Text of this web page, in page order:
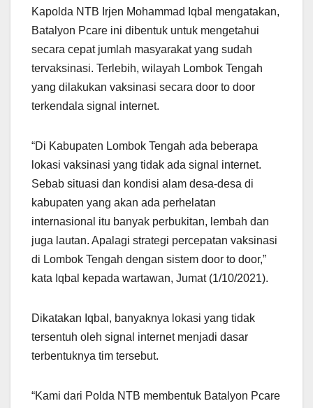
Kapolda NTB Irjen Mohammad Iqbal mengatakan,
Batalyon Pcare ini dibentuk untuk mengetahui
secara cepat jumlah masyarakat yang sudah
tervaksinasi. Terlebih, wilayah Lombok Tengah
yang dilakukan vaksinasi secara door to door
terkendala signal internet.
“Di Kabupaten Lombok Tengah ada beberapa
lokasi vaksinasi yang tidak ada signal internet.
Sebab situasi dan kondisi alam desa-desa di
kabupaten yang akan ada perhelatan
internasional itu banyak perbukitan, lembah dan
juga lautan. Apalagi strategi percepatan vaksinasi
di Lombok Tengah dengan sistem door to door,”
kata Iqbal kepada wartawan, Jumat (1/10/2021).
Dikatakan Iqbal, banyaknya lokasi yang tidak
tersentuh oleh signal internet menjadi dasar
terbentuknya tim tersebut.
“Kami dari Polda NTB membentuk Batalyon Pcare